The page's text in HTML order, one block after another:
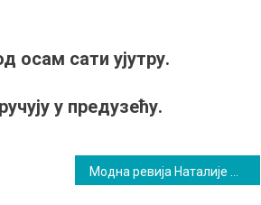
осам сати ујутру.
у предузећу.
Модна ревија Наталије Алексић из Пирота на 43. Конференцији „Знање без граница” у Сокобањи